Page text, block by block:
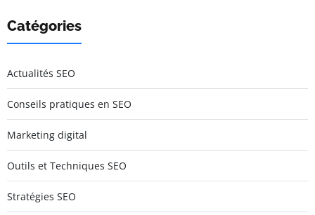
Catégories
Actualités SEO
Conseils pratiques en SEO
Marketing digital
Outils et Techniques SEO
Stratégies SEO